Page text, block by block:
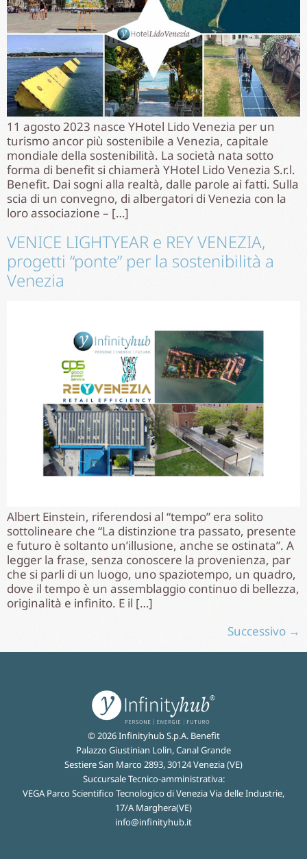
11 agosto 2023 nasce YHotel Lido Venezia per un
turismo ancor più sostenibile a Venezia, capitale
mondiale della sostenibilità. La società nata sotto
forma di benefit si chiamerà YHotel Lido Venezia S.r.l.
Benefit. Dai sogni alla realtà, dalle parole ai fatti. Sulla
scia di un convegno, di albergatori di Venezia con la
loro associazione – […]
VENICE LIGHTYEAR e REY VENEZIA,
progetti “ponte” per la sostenibilità a
Venezia
Albert Einstein, riferendosi al “tempo” era solito
sottolineare che “La distinzione tra passato, presente
e futuro è soltanto un’illusione, anche se ostinata”. A
legger la frase, senza conoscere la provenienza, par
che si parli di un luogo, uno spaziotempo, un quadro,
dove il tempo è un assemblaggio continuo di bellezza,
originalità e infinito. E il […]
Successivo →
© 2026 Infinityhub S.p.A. Benefit
Palazzo Giustinian Lolin, Canal Grande
Sestiere San Marco 2893, 30124 Venezia (VE)
Succursale Tecnico-amministrativa:
VEGA Parco Scientifico Tecnologico di Venezia Via delle Industrie,
17/A Marghera(VE)
info@infinityhub.it